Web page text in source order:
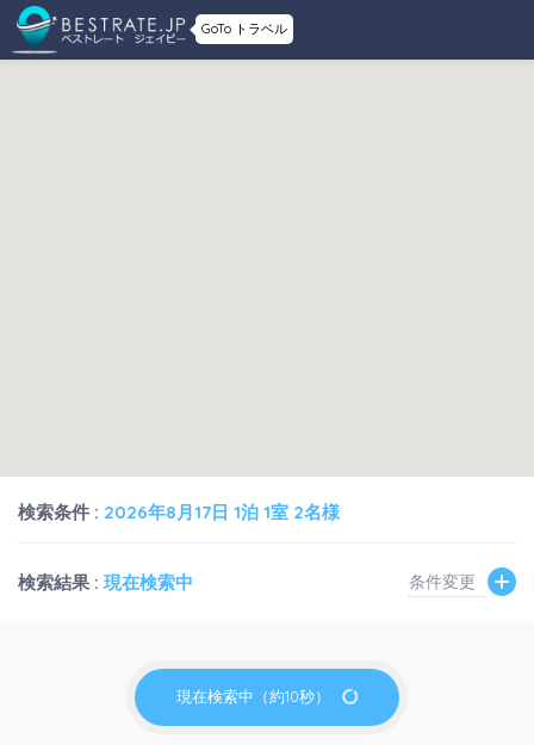
GoTo トラベル
検索条件 : 2026年8月17日 1泊 1室 2名様
検索結果 : 現在検索中 条件変更
現在検索中（約10秒）